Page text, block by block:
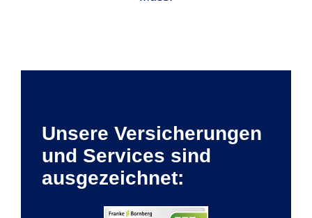
Unsere Versicherungen
und Services sind
ausgezeichnet: